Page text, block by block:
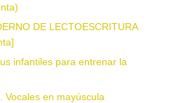
DE LECTOESCRITURA
infantiles para entrenar la
Vocales en mayúscula